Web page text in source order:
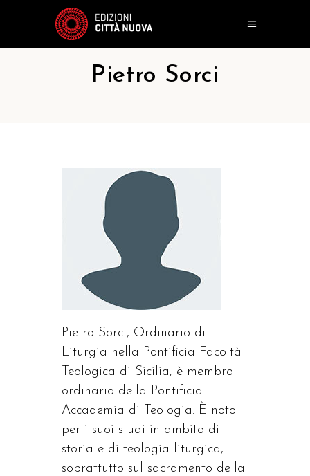
Pietro Sorci
Pietro Sorci, Ordinario di
Liturgia nella Pontificia Facoltà
Teologica di Sicilia, è membro
ordinario della Pontificia
Accademia di Teologia. È noto
per i suoi studi in ambito di
storia e di teologia liturgica,
soprattutto sul sacramento della